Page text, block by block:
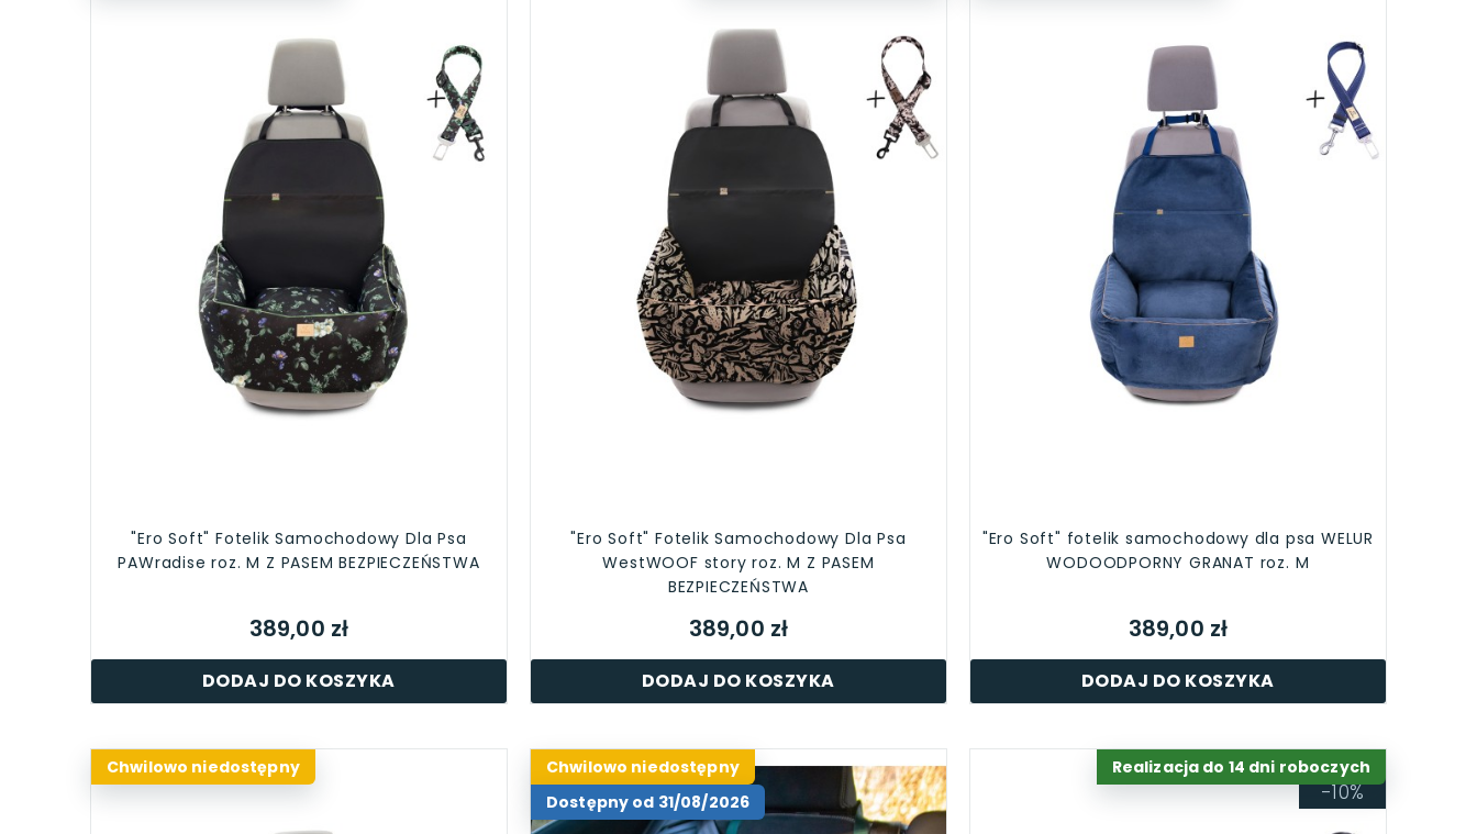
"Ero Soft" Fotelik Samochodowy Dla Psa
PAWradise roz. M Z PASEM BEZPIECZEŃSTWA
389,00 zł
DODAJ DO KOSZYKA
"Ero Soft" Fotelik Samochodowy Dla Psa
WestWOOF story roz. M Z PASEM
BEZPIECZEŃSTWA
389,00 zł
DODAJ DO KOSZYKA
"Ero Soft" fotelik samochodowy dla psa WELUR
WODOODPORNY GRANAT roz. M
389,00 zł
DODAJ DO KOSZYKA
Chwilowo niedostępny
Chwilowo niedostępny
Dostępny od 31/08/2026
Realizacja do 14 dni roboczych
-10%